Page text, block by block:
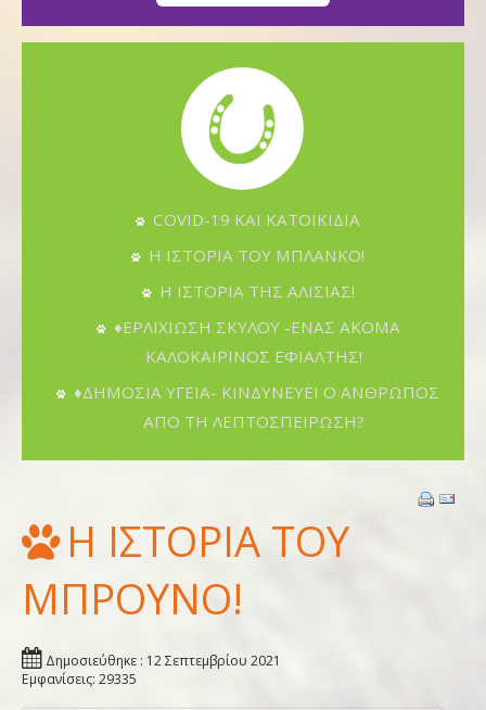
COVID-19 ΚΑΙ ΚΑΤΟΙΚΙΔΙΑ
Η ΙΣΤΟΡΙΑ ΤΟΥ ΜΠΛΑΝΚΟ!
Η ΙΣΤΟΡΙΑ ΤΗΣ ΑΛΙΣΙΑΣ!
♦ΕΡΛΙΧΙΩΣΗ ΣΚΥΛΟΥ -ΕΝΑΣ ΑΚΟΜΑ
ΚΑΛΟΚΑΙΡΙΝΟΣ ΕΦΙΑΛΤΗΣ!
♦ΔΗΜΟΣΙΑ ΥΓΕΙΑ- ΚΙΝΔΥΝΕΥΕΙ Ο ΑΝΘΡΩΠΟΣ
ΑΠΟ ΤΗ ΛΕΠΤΟΣΠΕΙΡΩΣΗ?
Η ΙΣΤΟΡΙΑ ΤΟΥ
ΜΠΡΟΥΝΟ!
Δημοσιεύθηκε : 12 Σεπτεμβρίου 2021
Εμφανίσεις: 29335